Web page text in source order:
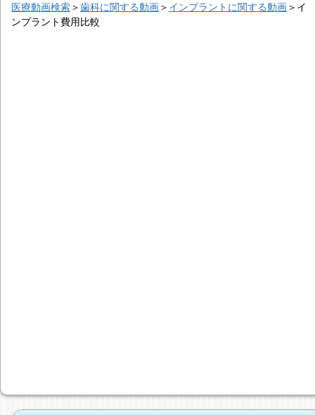
医療動画検索＞歯科に関する動画＞ インプラントに関する動画＞ イ
ンプラント費用比較